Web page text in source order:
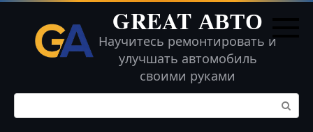
Перейти
контенту
GREAT АВТО
Научитесь ремонтировать и
улучшать автомобиль
своими руками
Поиск: